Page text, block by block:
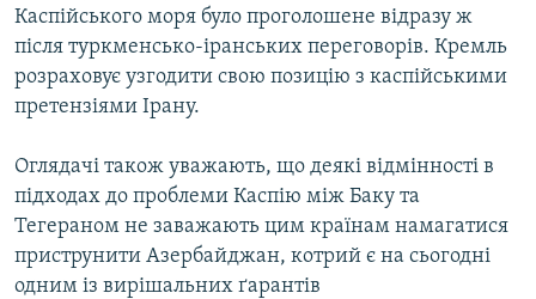
Каспійського моря було проголошене відразу ж
після туркменсько-іранських переговорів. Кремль
розраховує узгодити свою позицію з каспійськими
претензіями Ірану.
Оглядачі також уважають, що деякі відмінності в
підходах до проблеми Каспію між Баку та
Тегераном не заважають цим країнам намагатися
приструнити Азербайджан, котрий є на сьогодні
одним із вирішальних ґарантів